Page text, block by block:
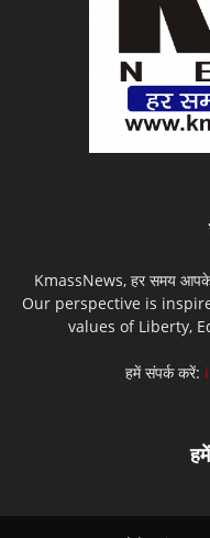
KmassNews, हर समय
Our perspective is
values of Liberty,
हमें संपर्क करें: